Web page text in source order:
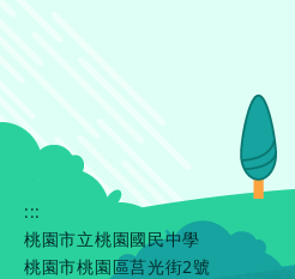
:::
桃園市立桃園國民中學
桃園市桃園區莒光街2號